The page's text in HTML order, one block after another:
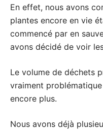
En effet, nous avons
plantes encore en vie
commencé par en
avons décidé de voir
Le volume de déchets
vraiment problématique
encore plus.
Nous avons déjà